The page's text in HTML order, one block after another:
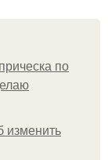
по
изменить